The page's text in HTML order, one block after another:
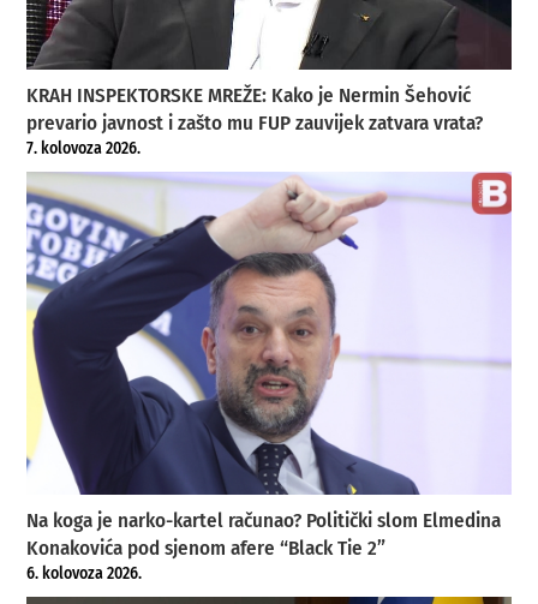
KRAH INSPEKTORSKE MREŽE: Kako je Nermin Šehović
prevario javnost i zašto mu FUP zauvijek zatvara vrata?
7. kolovoza 2026.
Na koga je narko-kartel računao? Politički slom Elmedina
Konakovića pod sjenom afere “Black Tie 2”
6. kolovoza 2026.